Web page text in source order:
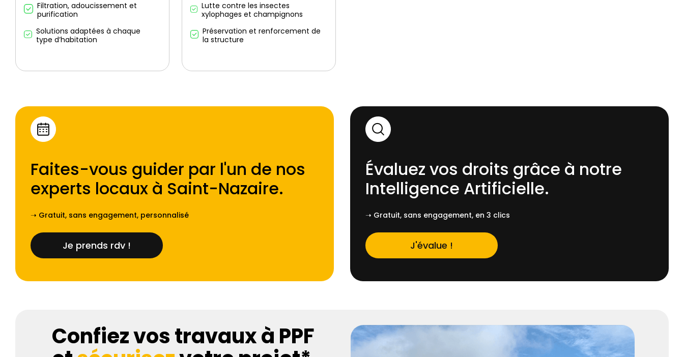
Filtration, adoucissement et
purification
Solutions adaptées à chaque
type d’habitation
Lutte contre les insectes
xylophages et champignons
Préservation et renforcement de
la structure
Faites-vous guider par l'un de nos
experts locaux à Saint-Nazaire.
➝ Gratuit, sans engagement, personnalisé
Je prends rdv !
Évaluez vos droits grâce à notre
Intelligence Artificielle.
➝ Gratuit, sans engagement, en 3 clics
J'évalue !
Confiez vos travaux à PPF